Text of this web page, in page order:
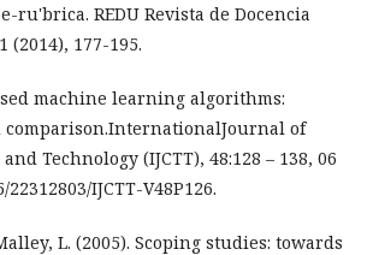
ru'brica. REDU Revista de Docencia
177-195.
machine learning algorithms:
comparison.InternationalJournal of
Technology (IJCTT), 48:128 – 138, 06
22312803/IJCTT-V48P126.
L. (2005). Scoping studies: towards